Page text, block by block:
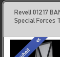
Revell 01217
Special Forces